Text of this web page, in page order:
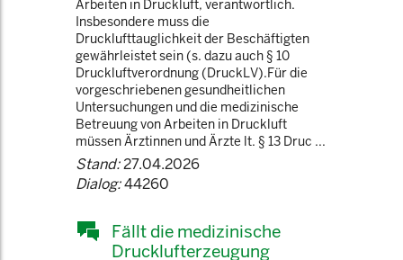
Arbeiten in Druckluft, verantwortlich.
Insbesondere muss die
Drucklufttauglichkeit der Beschäftigten
gewährleistet sein (s. dazu auch § 10
Druckluftverordnung (DruckLV).Für die
vorgeschriebenen gesundheitlichen
Untersuchungen und die medizinische
Betreuung von Arbeiten in Druckluft
müssen Ärztinnen und Ärzte lt. § 13 Druc ...
Stand:27.04.2026
Dialog:44260
Fällt die medizinische
Drucklufterzeugung